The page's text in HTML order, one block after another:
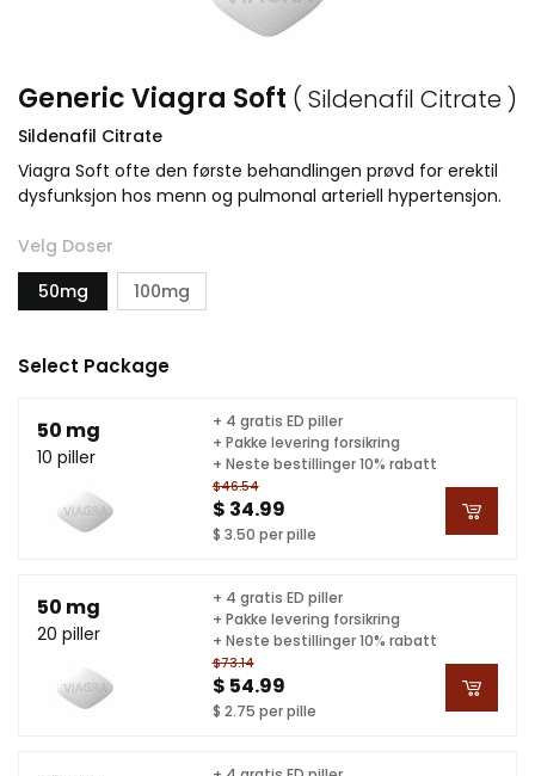
Generic Viagra Soft ( Sildenafil Citrate )
Sildenafil Citrate
Viagra Soft ofte den første behandlingen prøvd for erektil
dysfunksjon hos menn og pulmonal arteriell hypertensjon.
Velg Doser
50mg
100mg
Select Package
50 mg
10 piller
$46.54
$ 34.99
$ 3.50 per pille
+ 4 gratis ED piller
+ Pakke levering forsikring
+ Neste bestillinger 10% rabatt
50 mg
20 piller
$73.14
$ 54.99
$ 2.75 per pille
+ 4 gratis ED piller
+ Pakke levering forsikring
+ Neste bestillinger 10% rabatt